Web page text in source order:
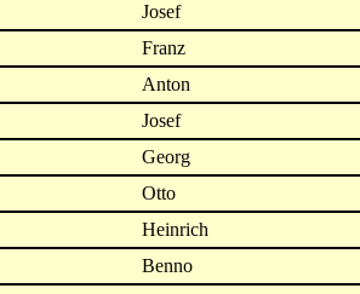
Josef
Franz
Anton
Josef
Georg
Otto
Heinrich
Benno